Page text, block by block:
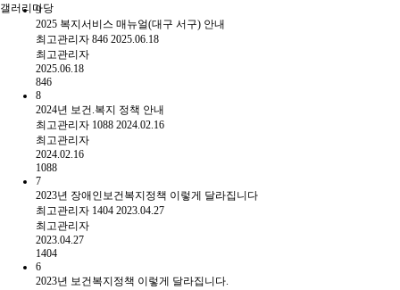
갤러리마당
9
2025 복지서비스 매뉴얼(대구 서구) 안내
최고관리자 846 2025.06.18
최고관리자
2025.06.18
846
8
2024년 보건.복지 정책 안내
최고관리자 1088 2024.02.16
최고관리자
2024.02.16
1088
7
2023년 장애인보건복지정책 이렇게 달라집니다
최고관리자 1404 2023.04.27
최고관리자
2023.04.27
1404
6
2023년 보건복지정책 이렇게 달라집니다.